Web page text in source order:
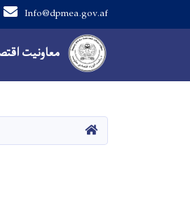
معاونیت
Info@dpmea.gov.af
Navigation
صفحه اصلی